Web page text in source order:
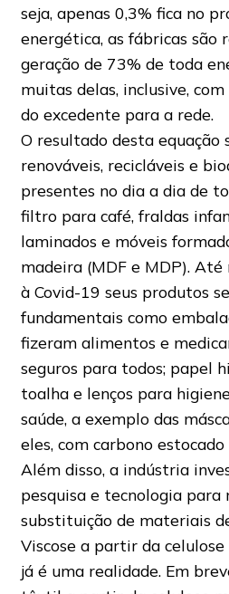
seja, apenas 0,3% fica no
energética, as fábricas são
geração de 73% de toda
muitas delas, inclusive,
do excedente para a rede.
O resultado desta equação
renováveis, recicláveis e
presentes no dia a dia de
filtro para café, fraldas
laminados e móveis
madeira (MDF e MDP).
à Covid-19 seus produtos
fundamentais como
fizeram alimentos e
seguros para todos; papel
toalha e lenços para
saúde, a exemplo das
eles, com carbono
Além disso, a indústria
pesquisa e tecnologia para
substituição de materiais
Viscose a partir da
já é uma realidade. Em